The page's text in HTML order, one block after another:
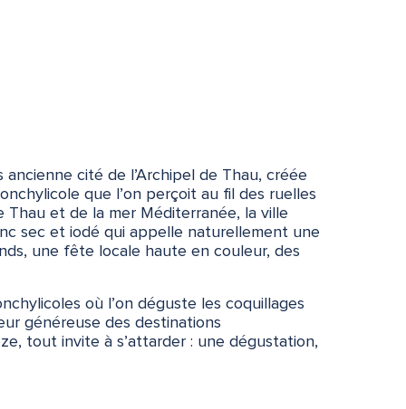
cité de l’Archipel de Thau, créée
que l’on perçoit au fil des ruelles
Thau et de la mer Méditerranée, la ville
sec et iodé qui appelle naturellement une
une fête locale haute en couleur, des
où l’on déguste les coquillages
généreuse des destinations
tout invite à s’attarder : une dégustation,